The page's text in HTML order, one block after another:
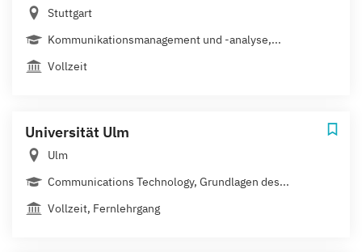
Stuttgart
Kommunikationsmanagement und -analyse,...
Vollzeit
Universität Ulm
Ulm
Communications Technology, Grundlagen des...
Vollzeit, Fernlehrgang